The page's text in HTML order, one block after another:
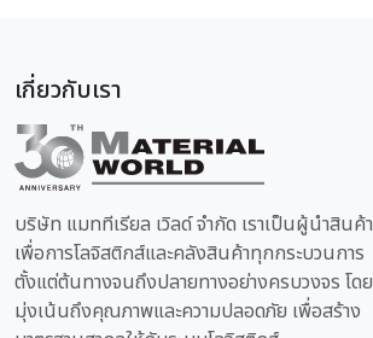
เกี่ยวกับเรา
บริษัท แมททีเรียล เวิลด์ จำกัด เราเป็นผู้นำสินค้า
เพื่อการโลจิสติกส์และคลังสินค้าทุกกระบวนการ
ตั้งแต่ต้นทางจนถึงปลายทางอย่างครบวงจร โดย
มุ่งเน้นถึงคุณภาพและความปลอดภัย เพื่อสร้าง